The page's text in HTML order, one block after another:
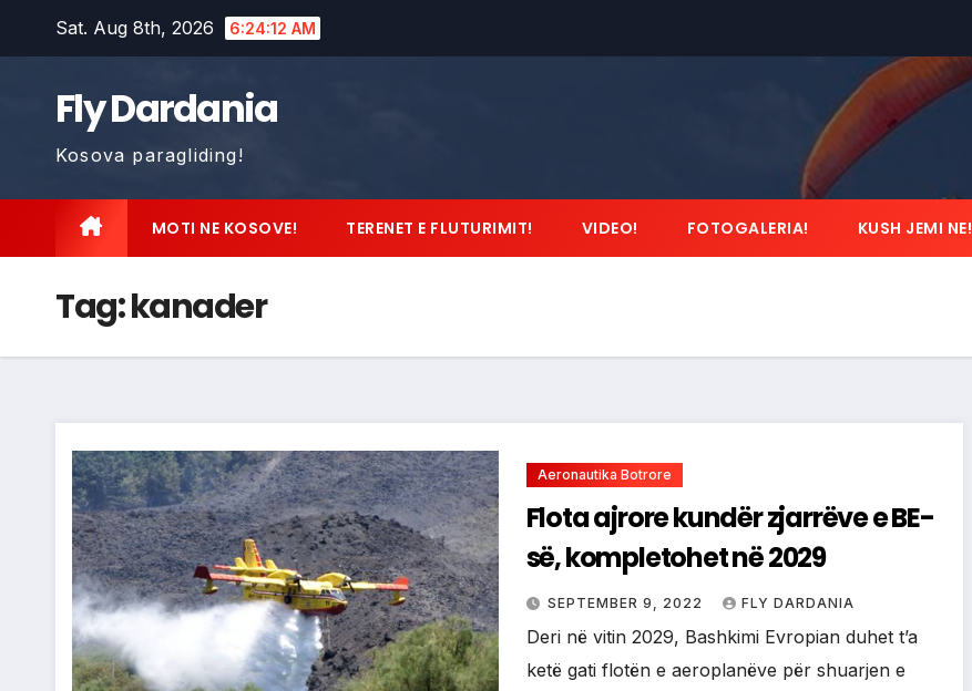
Sat. Aug 8th, 2026 6:24:13 AM
Fly Dardania
Kosova paragliding!
MOTI NE KOSOVE! TERENET E FLUTURIMIT! VIDEO! FOTOGALERIA! KUSH JEMI NE!
Tag:kanader
Aeronautika Botrore
Flota ajrore kundër zjarrëve e BE-
së, kompletohet në 2029
SEPTEMBER 9, 2022 FLY DARDANIA
Deri në vitin 2029, Bashkimi Evropian duhet t’a
ketë gati flotën e aeroplanëve për shuarjen e